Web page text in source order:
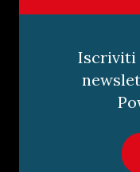
Iscriviti